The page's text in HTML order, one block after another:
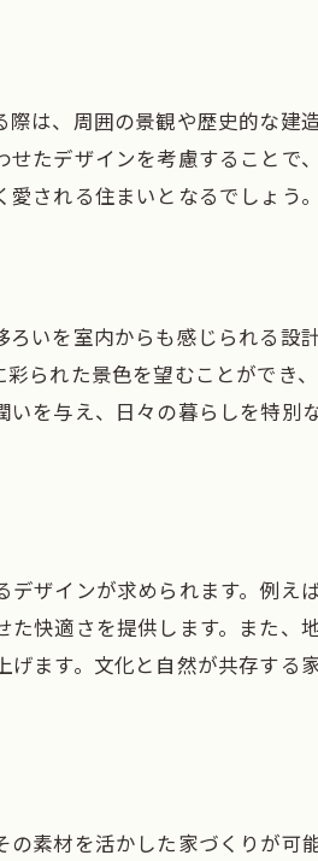
は、周囲の景観や歴史的な建
たデザインを考慮することで
される住まいとなるでしょう。
いを室内からも感じられる設
られた景色を望むことができ
を与え、日々の暮らしを特別
ザインが求められます。例え
快適さを提供します。また、
ます。文化と自然が共存する
素材を活かした家づくりが可